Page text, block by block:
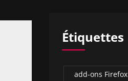
Étiquettes
add-ons Firefox